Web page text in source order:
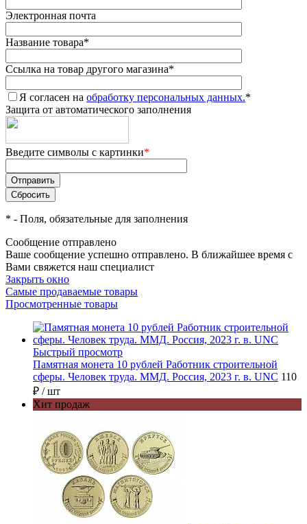
Электронная почта
Название товара*
Ссылка на товар другого магазина*
Я согласен на обработку персональных данных.*
Защита от автоматического заполнения
Введите символы с картинки*
* - Поля, обязательные для заполнения
Сообщение отправлено
Ваше сообщение успешно отправлено. В ближайшее время с
Вами свяжется наш специалист
Закрыть окно
Самые продаваемые товары
Просмотренные товары
Быстрый просмотр
Памятная монета 10 рублей Работник строительной
сферы. Человек труда. ММД. Россия, 2023 г. в. UNC 110
₽ / шт
Хит продаж